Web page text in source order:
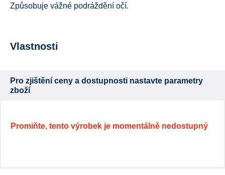
Způsobuje vážné podráždění očí.
Vlastnosti
Pro zjištění ceny a dostupnosti nastavte parametry
zboží
Promiňte, tento výrobek je momentálně nedostupný